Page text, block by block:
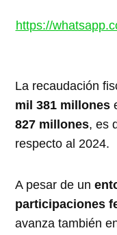
https://
La recaudación
mil 381 millones
827 millones, es
respecto al 2024.
A pesar de un
participaciones
avanza también